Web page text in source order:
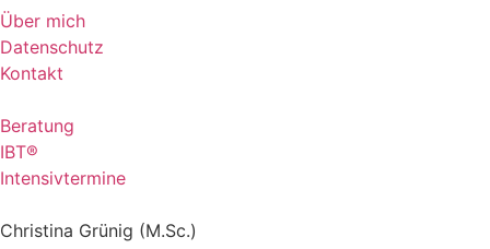
Über mich
Datenschutz
Kontakt
Beratung
IBT®
Intensivtermine
Christina Grünig (M.Sc.)